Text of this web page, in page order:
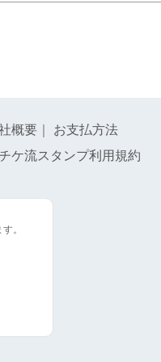
概要
お支払方法
ケ流スタンプ利用規約
。